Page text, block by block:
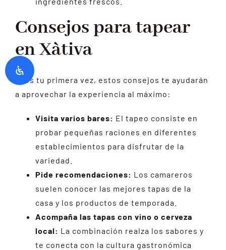
Consejos para tapear
en Xàtiva
Si es tu primera vez, estos consejos te ayudarán
a aprovechar la experiencia al máximo:
Visita varios bares: El tapeo consiste en
probar pequeñas raciones en diferentes
establecimientos para disfrutar de la
variedad.
Pide recomendaciones: Los camareros
suelen conocer las mejores tapas de la
casa y los productos de temporada.
Acompaña las tapas con vino o cerveza
local: La combinación realza los sabores y
te conecta con la cultura gastronómica